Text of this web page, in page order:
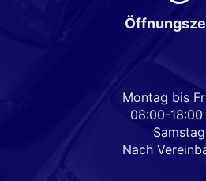
Montag bis
08:00-18:00
Samstag
Nach